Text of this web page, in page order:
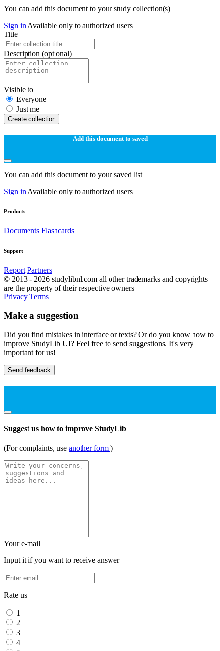
You can add this document to your study collection(s)
Sign in Available only to authorized users
Title
Description (optional)
Visible to
Everyone
Just me
Create collection
Add this document to saved
You can add this document to your saved list
Sign in Available only to authorized users
Products
Documents Flashcards
Support
Report Partners
© 2013 - 2026 studylibnl.com all other trademarks and copyrights
are the property of their respective owners
Privacy Terms
Make a suggestion
Did you find mistakes in interface or texts? Or do you know how to
improve StudyLib UI? Feel free to send suggestions. It's very
important for us!
Send feedback
Suggest us how to improve StudyLib
(For complaints, use another form )
Your e-mail
Input it if you want to receive answer
Rate us
1
2
3
4